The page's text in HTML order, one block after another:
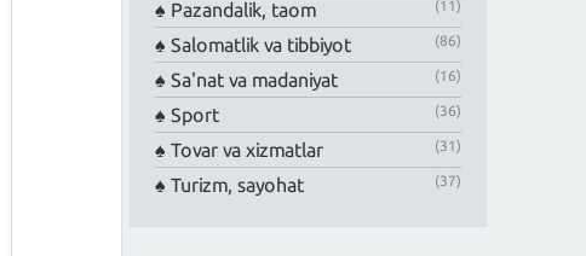
Pazandalik, taom (11)
Salomatlik va tibbiyot (86)
Sa'nat va madaniyat (16)
Sport (36)
Tovar va xizmatlar (31)
Turizm, sayohat (37)